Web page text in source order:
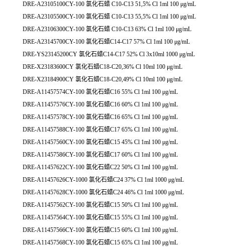
DRE-A23105100CY-100 氯化石蜡 C10-C13 51,5% Cl 1ml 100 μg/mL
DRE-A23105500CY-100 氯化石蜡 C10-C13 55,5% Cl 1ml 100 μg/mL
DRE-A23106300CY-100 氯化石蜡 C10-C13 63% Cl 1ml 100 μg/mL
DRE-A23145700CY-100 氯化石蜡C14-C17 57% Cl 1ml 100 μg/mL
DRE-YS23145200CY 氯化石蜡C14-C17 52% Cl 3x10ml 1000 μg/mL
DRE-X23183600CY 氯化石蜡C18-C20,36% Cl 10ml 100 μg/mL
DRE-X23184900CY 氯化石蜡C18-C20,49% Cl 10ml 100 μg/mL
DRE-A11457574CY-100 氯化石蜡C16 55% Cl 1ml 100 μg/mL
DRE-A11457576CY-100 氯化石蜡C16 60% Cl 1ml 100 μg/mL
DRE-A11457578CY-100 氯化石蜡C16 65% Cl 1ml 100 μg/mL
DRE-A11457588CY-100 氯化石蜡C17 65% Cl 1ml 100 μg/mL
DRE-A11457560CY-100 氯化石蜡C15 45% Cl 1ml 100 μg/mL
DRE-A11457586CY-100 氯化石蜡C17 60% Cl 1ml 100 μg/mL
DRE-A11457622CY-100 氯化石蜡C22 50% Cl 1ml 100 μg/mL
DRE-A11457626CY-1000 氯化石蜡C24 37% Cl 1ml 1000 μg/mL
DRE-A11457628CY-1000 氯化石蜡C24 46% Cl 1ml 1000 μg/mL
DRE-A11457562CY-100 氯化石蜡C15 50% Cl 1ml 100 μg/mL
DRE-A11457564CY-100 氯化石蜡C15 55% Cl 1ml 100 μg/mL
DRE-A11457566CY-100 氯化石蜡C15 60% Cl 1ml 100 μg/mL
DRE-A11457568CY-100 氯化石蜡C15 65% Cl 1ml 100 μg/mL